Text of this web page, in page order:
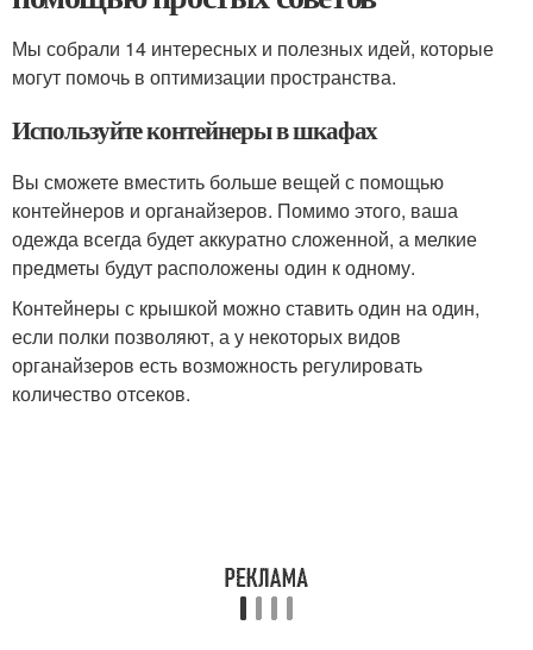
Мы собрали 14 интересных и полезных идей, которые
могут помочь в оптимизации пространства.
Используйте контейнеры в шкафах
Вы сможете вместить больше вещей с помощью
контейнеров и органайзеров. Помимо этого, ваша
одежда всегда будет аккуратно сложенной, а мелкие
предметы будут расположены один к одному.
Контейнеры с крышкой можно ставить один на один,
если полки позволяют, а у некоторых видов
органайзеров есть возможность регулировать
количество отсеков.